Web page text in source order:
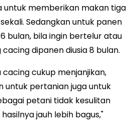
untuk memberikan makan tiga
Sedangkan untuk panen
bulan, bila ingin bertelur atau
dipanen diusia 8 bulan.
cukup menjanjikan,
untuk pertanian juga untuk
petani tidak kesulitan
jauh lebih bagus,"